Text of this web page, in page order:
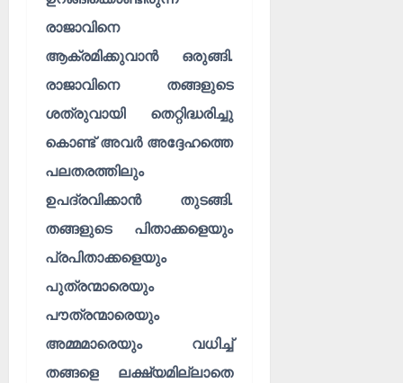
രാജാവിനെ
ആക്രമിക്കുവാൻ ഒരുങ്ങി.
രാജാവിനെ തങ്ങളുടെ
ശത്രുവായി തെറ്റിദ്ധരിച്ചു
കൊണ്ട് അവർ അദ്ദേഹത്തെ
പലതരത്തിലും
ഉപദ്രവിക്കാൻ തുടങ്ങി.
തങ്ങളുടെ പിതാക്കളെയും
പ്രപിതാക്കളെയും
പുത്രന്മാരെയും
പൗത്രന്മാരെയും
അമ്മമാരെയും വധിച്ച്
തങ്ങളെ ലക്ഷ്യമില്ലാതെ